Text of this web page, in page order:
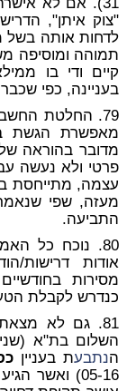
"צוק איתן",
לדחות אותה בשל
תמוהה ומוסיפה
קיים ודי בו
בעניינה, כפי שכבר
79. החלטת החשב הכללי לא מסייעת ל
מאפשרת הגשת
מדובר בהוראה
פרטי ולא נעשה
מעזה, שפי
התביעה.
80. נוכח כל
אודות דרישות/
מסירות
כנדרש לקבלת
81. גם לא
השלום בת"א
הנתבעת בעניין
05-16) ואשר